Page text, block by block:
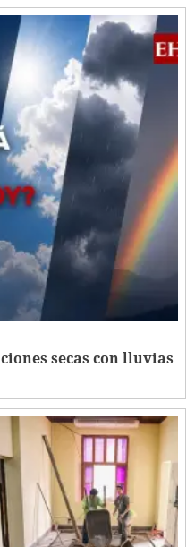
secas con lluvias